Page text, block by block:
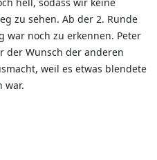
zu sehen. Ab der 2. Runde
war noch zu erkennen. Peter
der Wunsch der anderen
weil es etwas blendete
war.